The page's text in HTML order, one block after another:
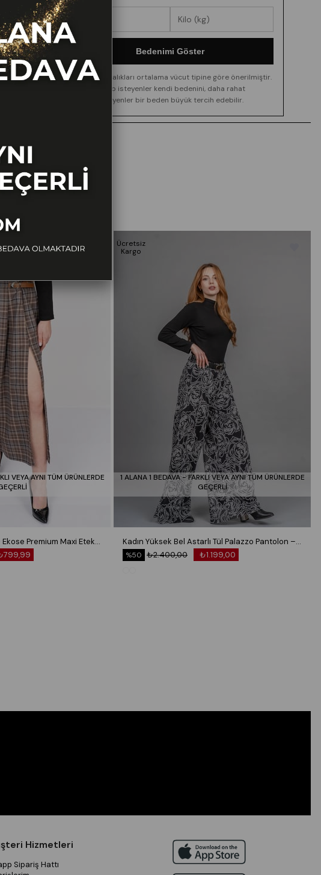
Bedenimi Göster
Boy ve kilo aralıkları ortalama vücut tipine göre önerilmiştir.
Daha dar kalıp isteyenler kendi bedenini, daha rahat
görünüm isteyenler bir beden büyük tercih edebilir.
VEYA AYNI TÜM ÜRÜNLERDE
Royal Plaid Slit Skirt – Ekose Premium Maxi Etek 6831
1 ALANA 1 BEDAVA - FARKLI VEYA AYNI TÜM ÜRÜNLERDE
GEÇERLİ
Kadın Yüksek Bel Astarlı Tül Palazzo Pantolon – Lastikli Bel Bol Paça Esnek 30342
₺1.199,00
₺2.400,00
%50
Ücretsiz
Kargo
Hizmetleri
Sipariş Hattı